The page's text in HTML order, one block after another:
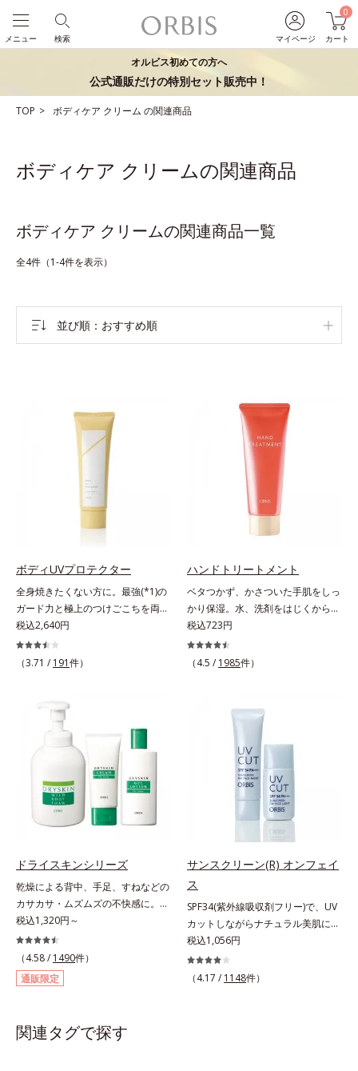
マイページ
0
カート
検索
メニュー
オルビス初めての方へ
公式通販だけの特別セット販売中！
TOP ボディケア クリーム の関連商品
ボディケア クリームの関連商品
ボディケア クリームの関連商品一覧
全4件（1-4件を表示）
並び順 おすすめ順
ボディUVプロテクター
全身焼きたくない方に。最強(*1)の
ガード力と極上のつけごこちを両
立。“肌を整える”日焼け止め。絶対
に焼きたくない方に。SPF50+・
PA++++。最強(*1)のガード力を持
ーラ化成の特殊製法「粉体乳化」技
術を使っているから、汗に触れるこ
とで粉体同士が凝集し、膜の強度が
アップ。こすれへの耐性も強く、
UVカット効果の低下を予防しま
す。それでいて、肌にスルスルのび
てピタッと密着するジェル感触で、
毎日使いたくなる極上のつけごこ
キンケア効果も加えました。バリア
とアルニカ花エキス(*3)が、紫外線
ダメージ(*4)にもゆらぎにくいすこ
やかな肌に整え、ローズヒップエキ
ス(*5)と浸透型コラーゲン(*6)が透
明感を引き出し、肌のハリ感をサポ
ートします。スーパーウォータープ
線も跳ね除け、肌をダメージからし
っかりガードします。【ご使用方
税込2,640円
（3.71 / 191件）
ハンドトリートメント
ベタつかず、かさついた手肌をしっ
かり保湿。水、洗剤をはじくからキ
ッチンでも使用できる万能型ハンド
クリーム。常に外気にさらされてい
る上、もともと皮脂分泌が少ない手
れた角層を整え、うるおいを閉じ込
めながら肌表面をなめらかにし肌荒
れを防止します。また、リピジュア
（R）−NR(*) が手肌にピタッと密着
して、うるおいバリアを作り乾燥な
どの外部刺激から手肌を徹底ガード
するので、しっとり感がずっと続き
ピジュアは、日油株式会社の登録商
標です。）
税込723円
（4.5 / 1985件）
ドライスキンシリーズ
乾燥による背中、手足、すねなどの
カサカサ・ムズムズの不快感に。背
中がムズムズして眠れない、手足が
カサつく、お風呂上がりはその不快
感が増してつらい・・・と悩んでい
ませんか？それはお肌が乾燥して外
的刺激に弱くなっているから。オル
ふわふわの泡状ボディシャンプーで
税込1,320円～
（4.58 / 1490件）
通販限定
サンスクリーン(R) オンフェイ
ス
SPF34(紫外線吸収剤フリー)で、UV
カットしながらナチュラル美肌に。
これ1本で“小でかけ”にも、化粧下
地としても。この1本があれば、“ち
ょっとそこまで”もOKなすっぴん美
税込1,056円
（4.17 / 1148件）
関連タグで探す